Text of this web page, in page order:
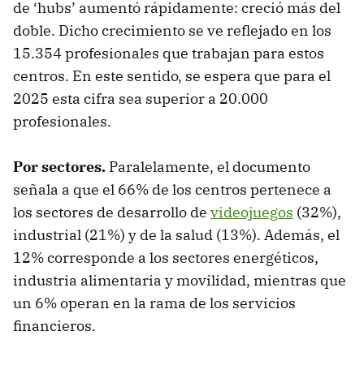
de ‘hubs’ aumentó rápidamente: creció más del
doble. Dicho crecimiento se ve reflejado en los
15.354 profesionales que trabajan para estos
centros. En este sentido, se espera que para el
2025 esta cifra sea superior a 20.000
profesionales.
Por sectores. Paralelamente, el documento
señala a que el 66% de los centros pertenece a
los sectores de desarrollo de videojuegos (32%),
industrial (21%) y de la salud (13%). Además, el
12% corresponde a los sectores energéticos,
industria alimentaria y movilidad, mientras que
un 6% operan en la rama de los servicios
financieros.